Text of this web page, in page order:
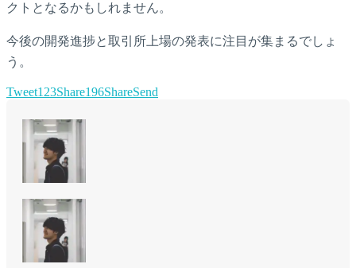
クトとなるかもしれません。
今後の開発進捗と取引所上場の発表に注目が集まるでしょ
う。
Tweet123Share196ShareSend